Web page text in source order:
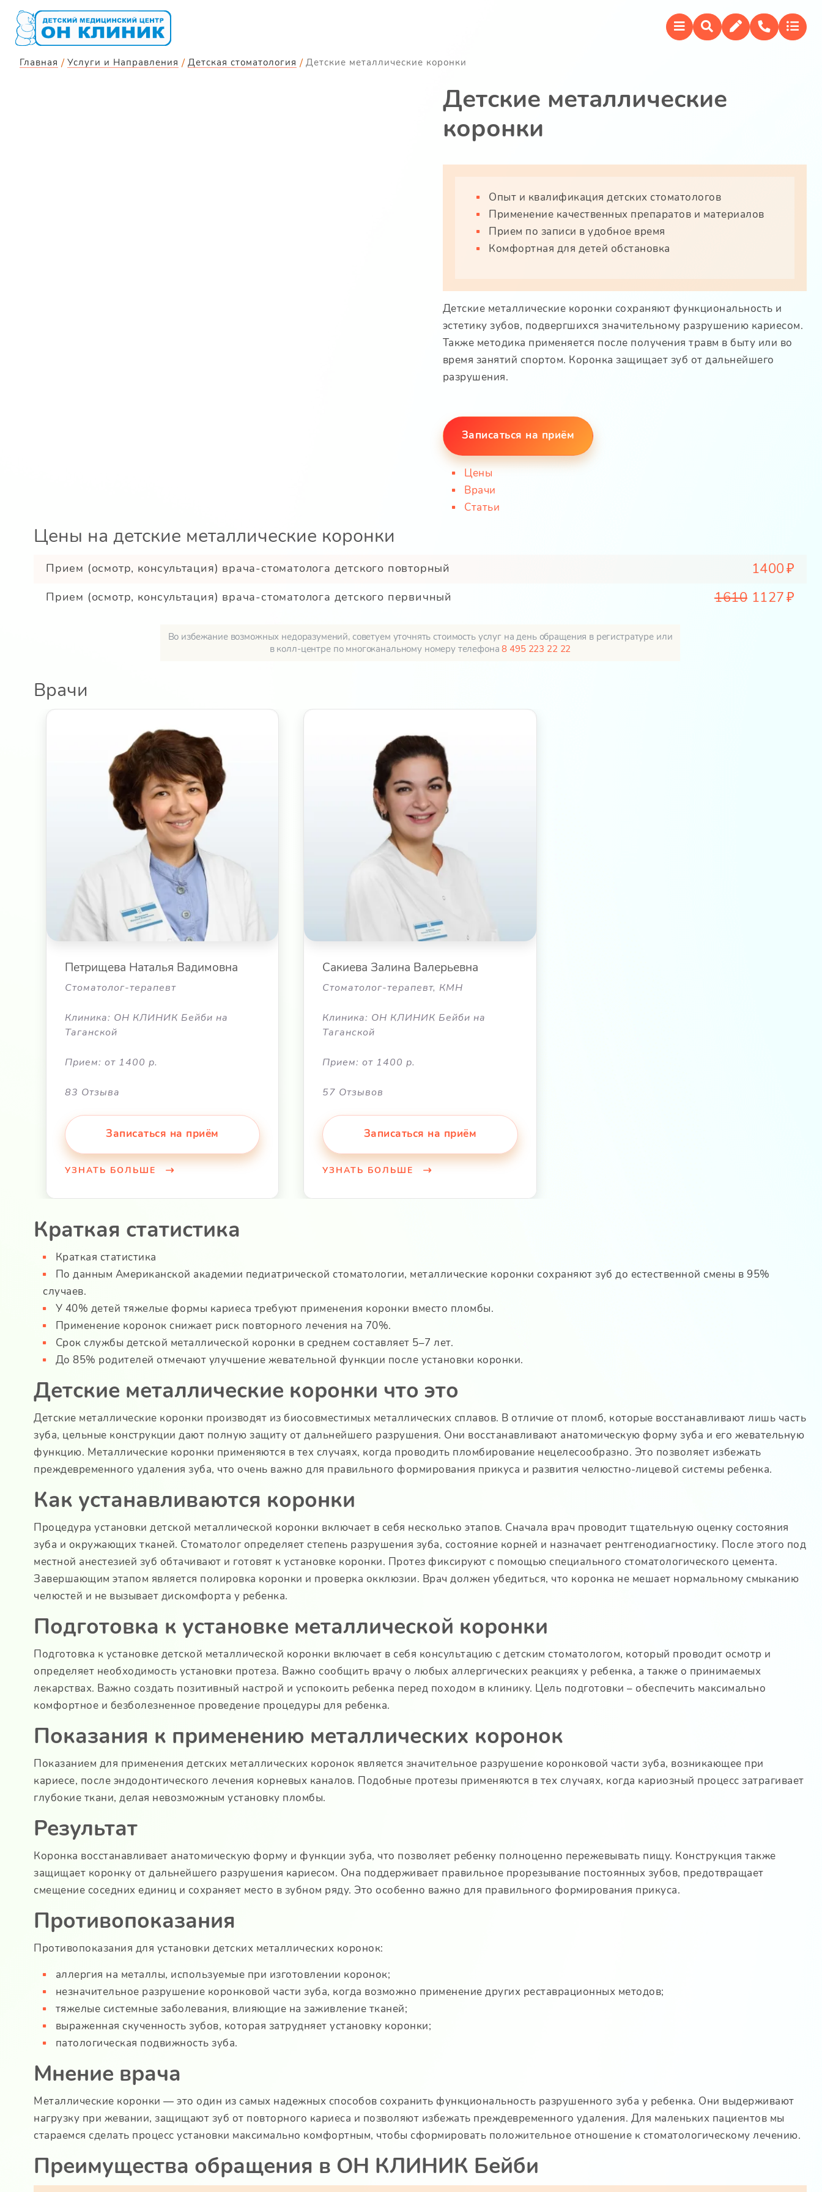
Главная Услуги и Направления Детская стоматология Детские металлические коронки
Детские металлические
коронки
Опыт и квалификация детских стоматологов
Применение качественных препаратов и материалов
Прием по записи в удобное время
Комфортная для детей обстановка
Детские металлические коронки сохраняют функциональность и
эстетику зубов, подвергшихся значительному разрушению кариесом.
Также методика применяется после получения травм в быту или во
время занятий спортом. Коронка защищает зуб от дальнейшего
разрушения.
Записаться на приём
Цены
Врачи
Статьи
Цены на детские металлические коронки
Прием (осмотр, консультация) врача-стоматолога детского повторный 1400
Прием (осмотр, консультация) врача-стоматолога детского первичный 1610 1127
Во избежание возможных недоразумений, советуем уточнять стоимость услуг на день обращения в регистратуре или
в колл-центре по многоканальному номеру телефона8 495 223 22 22
Врачи
Петрищева Наталья Вадимовна
Стоматолог-терапевт
Клиника: ОН КЛИНИК Бейби на
Таганской
Прием: от 1400 р.
83 Отзыва
Записаться на приём
УЗНАТЬ БОЛЬШЕ
Сакиева Залина Валерьевна
Стоматолог-терапевт, КМН
Клиника: ОН КЛИНИК Бейби на
Таганской
Прием: от 1400 р.
57 Отзывов
Записаться на приём
УЗНАТЬ БОЛЬШЕ
Краткая статистика
Краткая статистика
По данным Американской академии педиатрической стоматологии, металлические коронки сохраняют зуб до естественной смены в 95%
случаев.
У 40% детей тяжелые формы кариеса требуют применения коронки вместо пломбы.
Применение коронок снижает риск повторного лечения на 70%.
Срок службы детской металлической коронки в среднем составляет 5–7 лет.
До 85% родителей отмечают улучшение жевательной функции после установки коронки.
Детские металлические коронки что это
Детские металлические коронки производят из биосовместимых металлических сплавов. В отличие от пломб, которые восстанавливают лишь часть
зуба, цельные конструкции дают полную защиту от дальнейшего разрушения. Они восстанавливают анатомическую форму зуба и его жевательную
функцию. Металлические коронки применяются в тех случаях, когда проводить пломбирование нецелесообразно. Это позволяет избежать
преждевременного удаления зуба, что очень важно для правильного формирования прикуса и развития челюстно-лицевой системы ребенка.
Как устанавливаются коронки
Процедура установки детской металлической коронки включает в себя несколько этапов. Сначала врач проводит тщательную оценку состояния
зуба и окружающих тканей. Стоматолог определяет степень разрушения зуба, состояние корней и назначает рентгенодиагностику. После этого под
местной анестезией зуб обтачивают и готовят к установке коронки. Протез фиксируют с помощью специального стоматологического цемента.
Завершающим этапом является полировка коронки и проверка окклюзии. Врач должен убедиться, что коронка не мешает нормальному смыканию
челюстей и не вызывает дискомфорта у ребенка.
Подготовка к установке металлической коронки
Подготовка к установке детской металлической коронки включает в себя консультацию с детским стоматологом, который проводит осмотр и
определяет необходимость установки протеза. Важно сообщить врачу о любых аллергических реакциях у ребенка, а также о принимаемых
лекарствах. Важно создать позитивный настрой и успокоить ребенка перед походом в клинику. Цель подготовки – обеспечить максимально
комфортное и безболезненное проведение процедуры для ребенка.
Показания к применению металлических коронок
Показанием для применения детских металлических коронок является значительное разрушение коронковой части зуба, возникающее при
кариесе, после эндодонтического лечения корневых каналов. Подобные протезы применяются в тех случаях, когда кариозный процесс затрагивает
глубокие ткани, делая невозможным установку пломбы.
Результат
Коронка восстанавливает анатомическую форму и функции зуба, что позволяет ребенку полноценно пережевывать пищу. Конструкция также
защищает коронку от дальнейшего разрушения кариесом. Она поддерживает правильное прорезывание постоянных зубов, предотвращает
смещение соседних единиц и сохраняет место в зубном ряду. Это особенно важно для правильного формирования прикуса.
Противопоказания
Противопоказания для установки детских металлических коронок:
аллергия на металлы, используемые при изготовлении коронок;
незначительное разрушение коронковой части зуба, когда возможно применение других реставрационных методов;
тяжелые системные заболевания, влияющие на заживление тканей;
выраженная скученность зубов, которая затрудняет установку коронки;
патологическая подвижность зуба.
Мнение врача
Металлические коронки — это один из самых надежных способов сохранить функциональность разрушенного зуба у ребенка. Они выдерживают
нагрузку при жевании, защищают зуб от повторного кариеса и позволяют избежать преждевременного удаления. Для маленьких пациентов мы
стараемся сделать процесс установки максимально комфортным, чтобы сформировать положительное отношение к стоматологическому лечению.
Преимущества обращения в ОН КЛИНИК Бейби